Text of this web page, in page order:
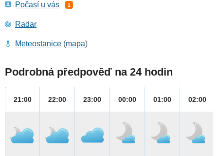
Počasí u vás 1
Radar
Meteostanice (mapa)
Podrobná předpověď na 24 hodin
21:00 22:00 23:00 00:00 01:00 02:00